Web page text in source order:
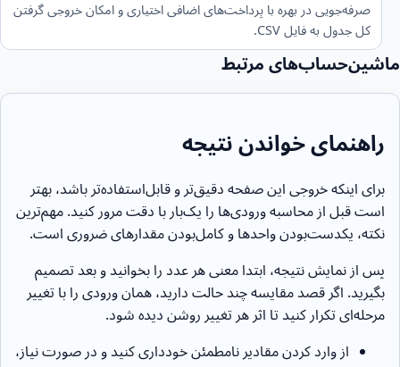
صرفه‌جویی در بهره با پرداخت‌های اضافی اختیاری و امکان خروجی گرفتن
کل جدول به فایل CSV.
ماشین‌حساب‌های مرتبط
راهنمای خواندن نتیجه
برای اینکه خروجی این صفحه دقیق‌تر و قابل‌استفاده‌تر باشد، بهتر
است قبل از محاسبه ورودی‌ها را یک‌بار با دقت مرور کنید. مهم‌ترین
نکته، یکدست‌بودن واحدها و کامل‌بودن مقدارهای ضروری است.
پس از نمایش نتیجه، ابتدا معنی هر عدد را بخوانید و بعد تصمیم
بگیرید. اگر قصد مقایسه چند حالت دارید، همان ورودی را با تغییر
مرحله‌ای تکرار کنید تا اثر هر تغییر روشن دیده شود.
از وارد کردن مقادیر نامطمئن خودداری کنید و در صورت نیاز،